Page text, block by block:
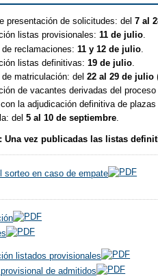
presentación de solicitudes: del7 al
listas provisionales:11 de julio.
de reclamaciones:11 y 12 de julio
listas definitivas:19 de julio
de matriculación: del22 al 29 de julio
de vacantes derivadas del
la adjudicación definitiva de
del5 al 10 de septiembre.
Una vez publicadas las listas
sorteo en caso de empate
listados provisionales
de admitidos